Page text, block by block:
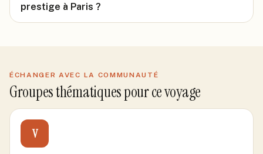
prestige à Paris ?
ÉCHANGER AVEC LA COMMUNAUTÉ
Groupes thématiques pour ce voyage
V